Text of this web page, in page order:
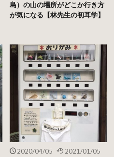
島）の山の場所がどこか行き方
が気になる【林先生の初耳学】
2020/04/05 2021/01/05